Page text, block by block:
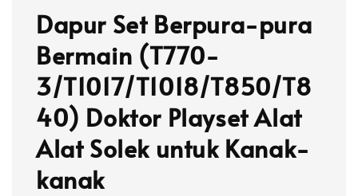
Dapur Set Berpura-pura
Bermain (T770-
3/T1017/T1018/T850/T8
40) Doktor Playset Alat
Alat Solek untuk Kanak-
kanak